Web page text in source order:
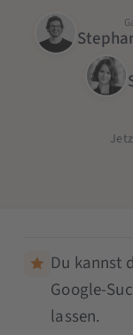
Du kannst
Google-
lassen.